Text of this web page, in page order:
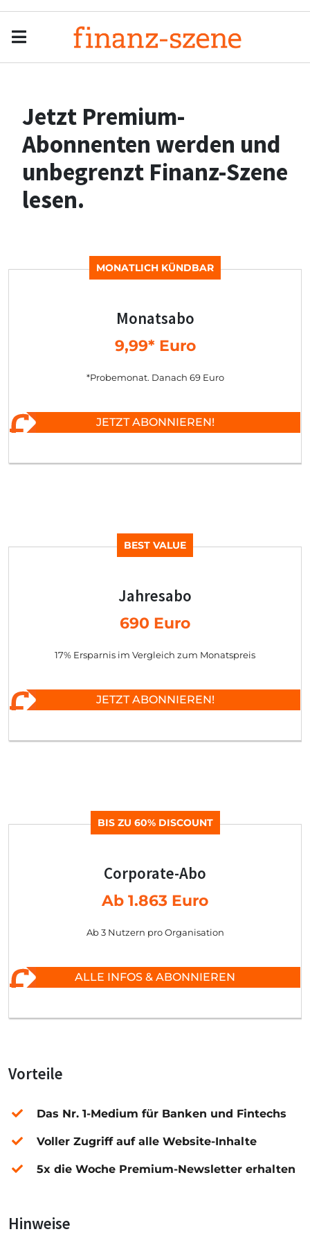
Jetzt Premium-
Abonnenten werden und
unbegrenzt Finanz-Szene
lesen.
MONATLICH KÜNDBAR
Monatsabo
9,99* Euro
*Probemonat. Danach 69 Euro
JETZT ABONNIEREN!
BEST VALUE
Jahresabo
690 Euro
17% Ersparnis im Vergleich zum Monatspreis
JETZT ABONNIEREN!
BIS ZU 60% DISCOUNT
Corporate-Abo
Ab 1.863 Euro
Ab 3 Nutzern pro Organisation
ALLE INFOS & ABONNIEREN
Vorteile
Das Nr. 1-Medium für Banken und Fintechs
Voller Zugriff auf alle Website-Inhalte
5x die Woche Premium-Newsletter erhalten
Hinweise